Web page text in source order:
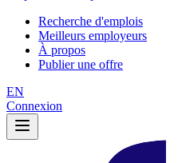
Recherche d'emplois
Meilleurs employeurs
À propos
Publier une offre
EN
Connexion